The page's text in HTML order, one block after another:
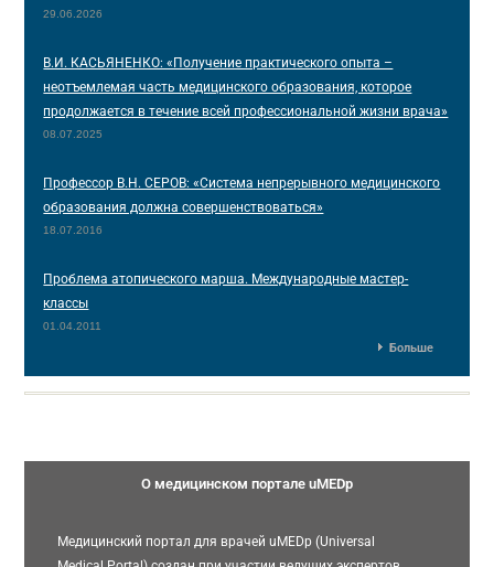
29.06.2026
В.И. КАСЬЯНЕНКО: «Получение практического опыта –
неотъемлемая часть медицинского образования, которое
продолжается в течение всей профессиональной жизни врача»
08.07.2025
Профессор В.Н. СЕРОВ: «Система непрерывного медицинского
образования должна совершенствоваться»
18.07.2016
Проблема атопического марша. Международные мастер-
классы
01.04.2011
Больше
О медицинском портале uMEDp
Медицинский портал для врачей uMEDp (Universal